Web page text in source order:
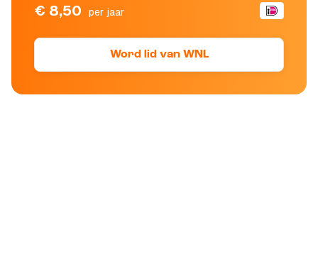
€ 8,50 per jaar
Word lid van WNL